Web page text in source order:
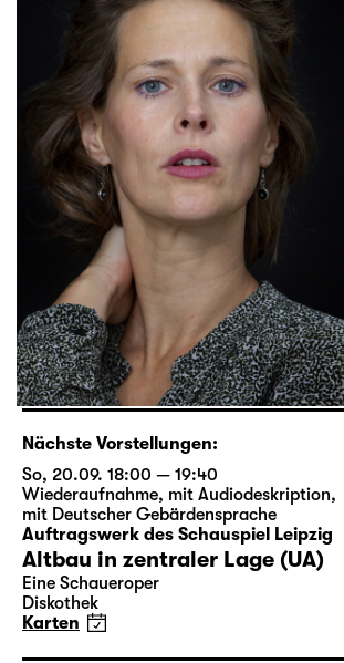
Nächste Vorstellungen:
So, 20.09. 18:00 — 19:40
Wiederaufnahme, mit Audiodeskription,
mit Deutscher Gebärdensprache
Auftragswerk des Schauspiel Leipzig
Altbau in zentraler Lage (UA)
Eine Schaueroper
Diskothek
Karten